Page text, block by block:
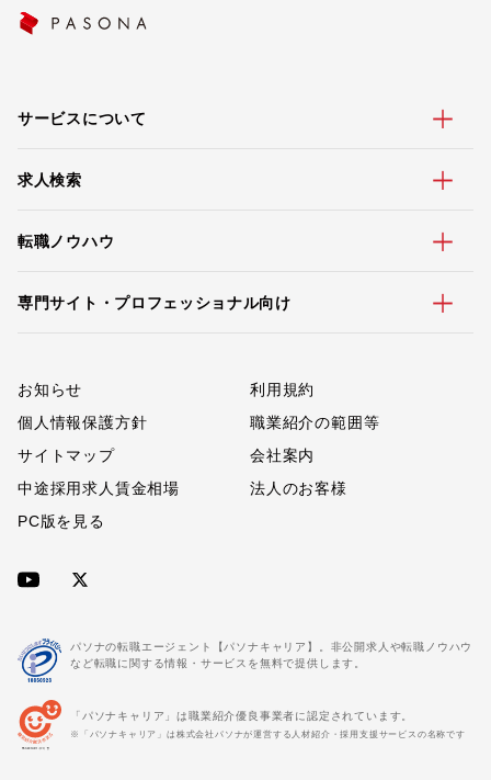
サービスについて
求人検索
転職ノウハウ
専門サイト・プロフェッショナル向け
お知らせ
利用規約
個人情報保護方針
職業紹介の範囲等
サイトマップ
会社案内
中途採用求人賃金相場
法人のお客様
PC版を見る
パソナの転職エージェント【パソナキャリア】。非公開求人や転職ノウハウ
など転職に関する情報・サービスを無料で提供します。
「パソナキャリア」は職業紹介優良事業者に認定されています。
※「パソナキャリア」は株式会社パソナが運営する人材紹介・採用支援サービスの名称です